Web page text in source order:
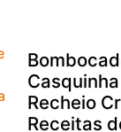
Recheio
Receitas